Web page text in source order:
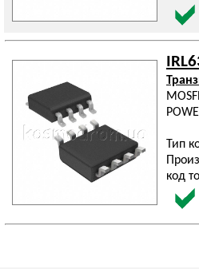
Тип
код